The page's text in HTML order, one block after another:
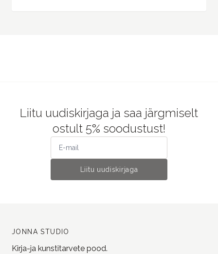
Liitu uudiskirjaga ja saa järgmiselt
ostult 5% soodustust!
Liitu uudiskirjaga
JONNA STUDIO
Kirja-ja kunstitarvete pood.